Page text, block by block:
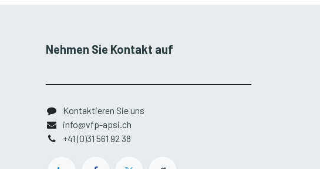
Nehmen Sie Kontakt auf
Kontaktieren Sie uns
info@vfp-apsi.ch
+41 (0)31 561 92 38